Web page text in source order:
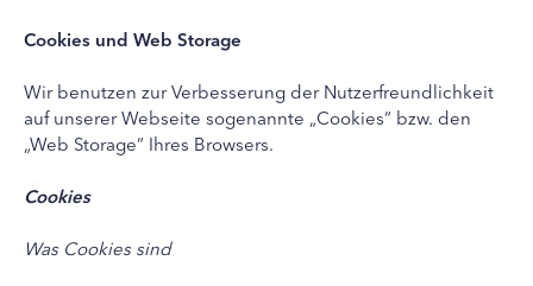
Cookies und Web Storage
Wir benutzen zur Verbesserung der Nutzerfreundlichkeit
auf unserer Webseite sogenannte „Cookies“ bzw. den
„Web Storage“ Ihres Browsers.
Cookies
Was Cookies sind